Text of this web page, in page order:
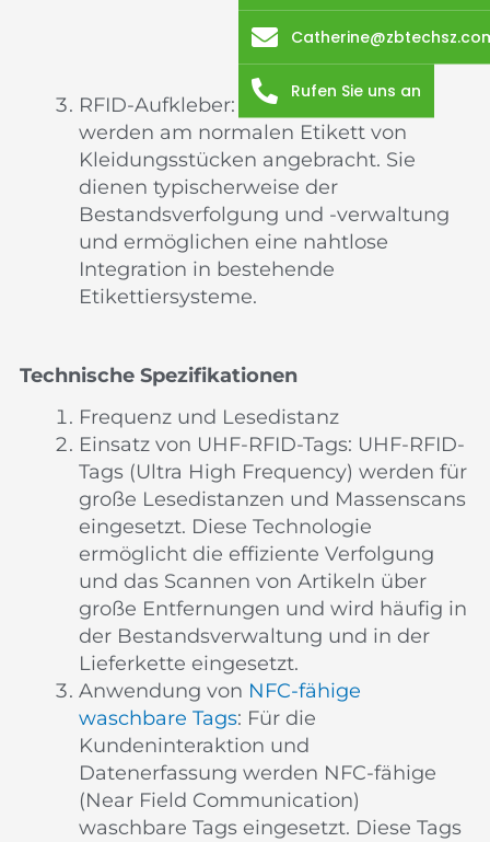
RFID-Aufkleber: Diese Etiketten
werden am normalen Etikett von
Kleidungsstücken angebracht. Sie
dienen typischerweise der
Bestandsverfolgung und -verwaltung
und ermöglichen eine nahtlose
Integration in bestehende
Etikettiersysteme.
Technische Spezifikationen
Frequenz und Lesedistanz
Einsatz von UHF-RFID-Tags: UHF-RFID-
Tags (Ultra High Frequency) werden für
große Lesedistanzen und Massenscans
eingesetzt. Diese Technologie
ermöglicht die effiziente Verfolgung
und das Scannen von Artikeln über
große Entfernungen und wird häufig in
der Bestandsverwaltung und in der
Lieferkette eingesetzt.
Anwendung von NFC-fähige
waschbare Tags: Für die
Kundeninteraktion und
Datenerfassung werden NFC-fähige
(Near Field Communication)
waschbare Tags eingesetzt. Diese Tags
Rufen Sie uns an